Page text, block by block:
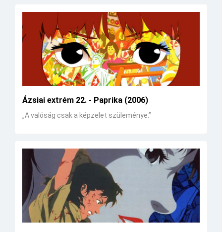
Ázsiai extrém 22. - Paprika (2006)
„A valóság csak a képzelet szüleménye.”